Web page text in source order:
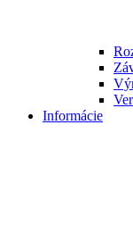
Informácie